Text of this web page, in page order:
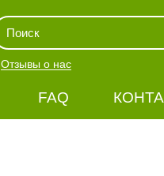
Отзывы о нас
FAQ